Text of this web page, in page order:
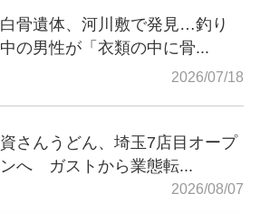
白骨遺体、河川敷で発見…釣り
中の男性が「衣類の中に骨...
2026/07/18
資さんうどん、埼玉7店目オープ
ンへ ガストから業態転...
2026/08/07